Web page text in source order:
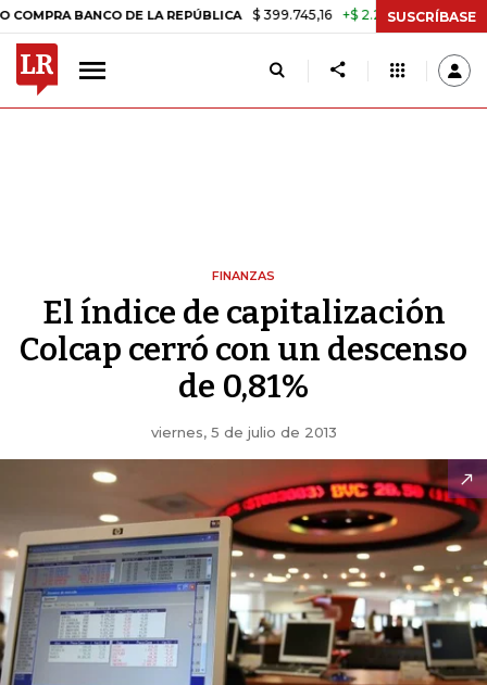
BANCO DE LA REPÚBLICA $ 399.745,16 +$ 2.295,71 +0,58%
SUSCRÍBASE
FINANZAS
El índice de capitalización
Colcap cerró con un descenso
de 0,81%
viernes, 5 de julio de 2013